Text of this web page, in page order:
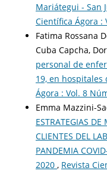
Mariátegui - San
Científica Ágora :
Fatima Rossana
Cuba Capcha,
personal de
19, en hospitales
Ágora : Vol. 8
Emma Mazzini-
ESTRATEGIAS
CLIENTES DEL
PANDEMIA
2020 , Revista